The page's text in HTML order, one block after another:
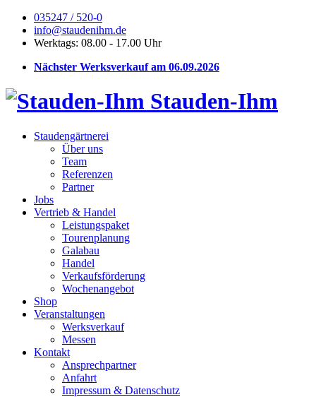
035247 / 520-0
info@staudenihm.de
Werktags: 08.00 - 17.00 Uhr
Nächster Werksverkauf am 06.09.2026
Stauden-Ihm
Staudengärtnerei
Über uns
Team
Referenzen
Partner
Jobs
Vertrieb & Handel
Leistungspaket
Tourenplanung
Galabau
Handel
Verkaufsförderung
Wochenangebot
Shop
Veranstaltungen
Werksverkauf
Messen
Kontakt
Ansprechpartner
Anfahrt
Impressum & Datenschutz